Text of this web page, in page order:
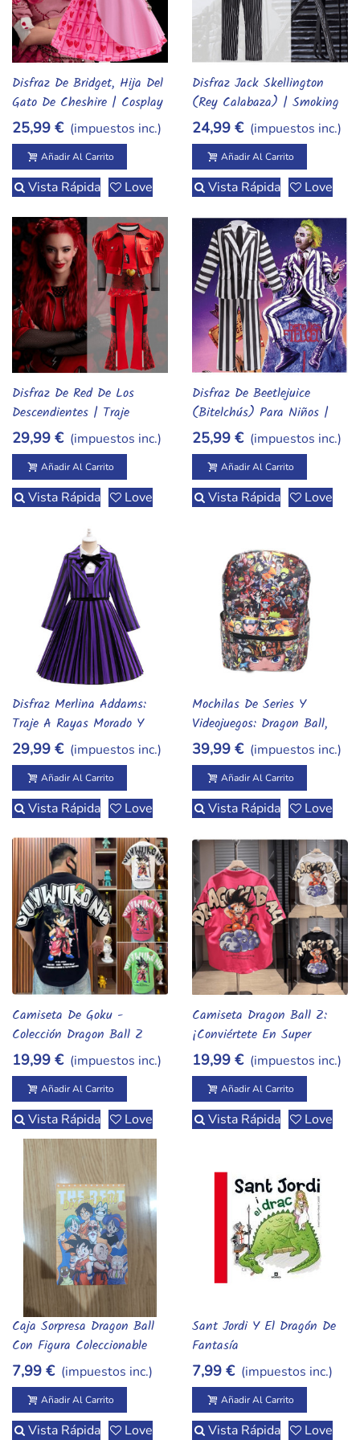
Añadir Al Carrito
Disfraz De Bridget, Hija Del
Gato De Cheshire | Cosplay
Estilo 'Los Descendientes'
25,99 € (impuestos inc.)
Añadir Al Carrito
Vista Rápida Love
Añadir Al Carrito
Disfraz Jack Skellington
(Rey Calabaza) | Smoking
De Rayas De El Extraño
Mundo De Jack
24,99 € (impuestos inc.)
Añadir Al Carrito
Vista Rápida Love
Añadir Al Carrito
Disfraz De Red De Los
Descendientes | Traje
Rocker De La Hija De La
Reina De Corazones
29,99 € (impuestos inc.)
Añadir Al Carrito
Vista Rápida Love
Añadir Al Carrito
Disfraz De Beetlejuice
(Bitelchús) Para Niños |
Traje De Rayas Blanco Y
Negro Infantil
25,99 € (impuestos inc.)
Añadir Al Carrito
Vista Rápida Love
Añadir Al Carrito
Disfraz Merlina Addams:
Traje A Rayas Morado Y
Negro | Edición Exclusiva
Para Halloween Y Carnaval
29,99 € (impuestos inc.)
Añadir Al Carrito
Vista Rápida Love
Añadir Al Carrito
Mochilas De Series Y
Videojuegos: Dragon Ball,
Naruto, Zelda, Baby Yoda Y
Más
39,99 € (impuestos inc.)
Añadir Al Carrito
Vista Rápida Love
Añadir Al Carrito
Camiseta De Goku -
Colección Dragon Ball Z
19,99 € (impuestos inc.)
Añadir Al Carrito
Vista Rápida Love
Añadir Al Carrito
Camiseta Dragon Ball Z:
¡Conviértete En Super
Saiyajin!
19,99 € (impuestos inc.)
Añadir Al Carrito
Vista Rápida Love
Añadir Al Carrito
Caja Sorpresa Dragon Ball
Con Figura Coleccionable
7,99 € (impuestos inc.)
Añadir Al Carrito
Vista Rápida Love
Añadir Al Carrito
Sant Jordi Y El Dragón De
Fantasía
7,99 € (impuestos inc.)
Añadir Al Carrito
Vista Rápida Love